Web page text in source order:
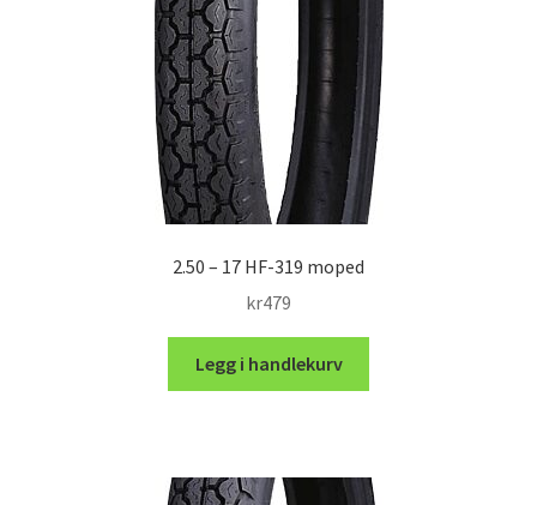
2.50 – 17 HF-319 moped
kr479
Legg i handlekurv